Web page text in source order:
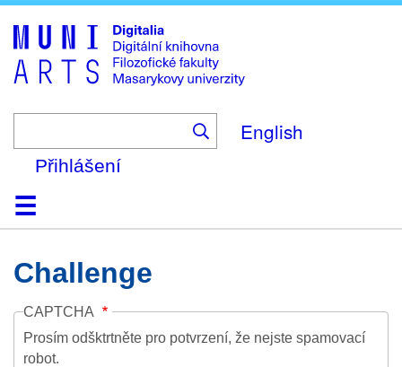
to
main
content
English
Přihlášení
DomůKolekce
Prohlížení
Vyhledávání
O platformě
Nápověda
KontaktDigitalia
Challenge
CAPTCHA
Prosím odšktrtněte pro potvrzení, že nejste spamovací
robot.